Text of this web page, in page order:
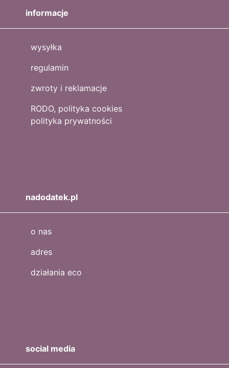
informacje
wysyłka
regulamin
zwroty i reklamacje
RODO, polityka cookies
polityka prywatności
nadodatek.pl
o nas
adres
działania eco
social media